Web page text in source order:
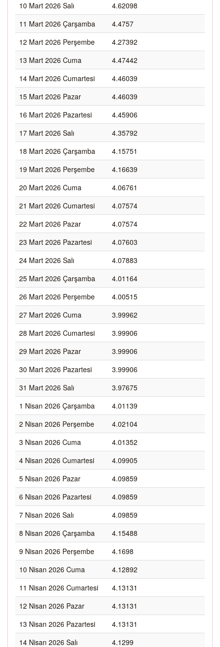
10 Mart 2026 Salı
4.62098
11 Mart 2026 Çarşamba
4.4757
12 Mart 2026 Perşembe
4.27392
13 Mart 2026 Cuma
4.47442
14 Mart 2026 Cumartesi
4.46039
15 Mart 2026 Pazar
4.46039
16 Mart 2026 Pazartesi
4.45906
17 Mart 2026 Salı
4.35792
18 Mart 2026 Çarşamba
4.15751
19 Mart 2026 Perşembe
4.16639
20 Mart 2026 Cuma
4.06761
21 Mart 2026 Cumartesi
4.07574
22 Mart 2026 Pazar
4.07574
23 Mart 2026 Pazartesi
4.07603
24 Mart 2026 Salı
4.07883
25 Mart 2026 Çarşamba
4.01164
26 Mart 2026 Perşembe
4.00515
27 Mart 2026 Cuma
3.99962
28 Mart 2026 Cumartesi
3.99906
29 Mart 2026 Pazar
3.99906
30 Mart 2026 Pazartesi
3.99906
31 Mart 2026 Salı
3.97675
1 Nisan 2026 Çarşamba
4.01139
2 Nisan 2026 Perşembe
4.02104
3 Nisan 2026 Cuma
4.01352
4 Nisan 2026 Cumartesi
4.09905
5 Nisan 2026 Pazar
4.09859
6 Nisan 2026 Pazartesi
4.09859
7 Nisan 2026 Salı
4.09859
8 Nisan 2026 Çarşamba
4.15488
9 Nisan 2026 Perşembe
4.1698
10 Nisan 2026 Cuma
4.12892
11 Nisan 2026 Cumartesi
4.13131
12 Nisan 2026 Pazar
4.13131
13 Nisan 2026 Pazartesi
4.13131
14 Nisan 2026 Salı
4.1299